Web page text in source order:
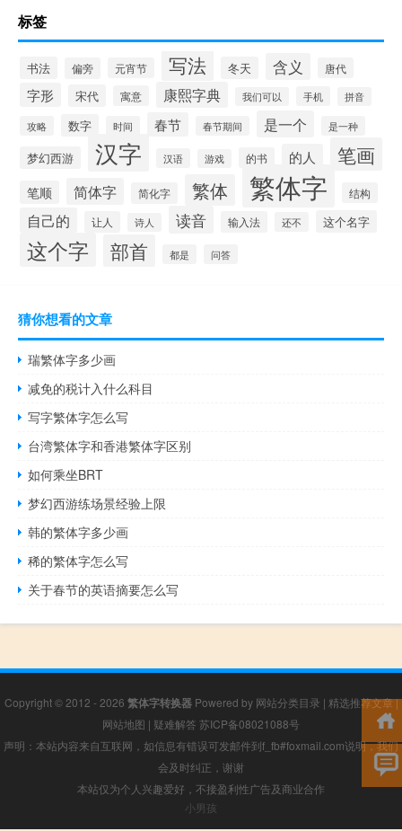
标签
书法 偏旁 元宵节 写法 冬天 含义 唐代
字形 宋代 寓意 康熙字典 我们可以 手机 拼音
攻略 数字 时间 春节 春节期间 是一个 是一种
梦幻西游 汉字 汉语 游戏 的书 的人 笔画
笔顺 简体字 简化字 繁体 繁体字 结构
自己的 让人 诗人 读音 输入法 还不 这个名字
这个字 部首 都是 问答
猜你想看的文章
瑞繁体字多少画
减免的税计入什么科目
写字繁体字怎么写
台湾繁体字和香港繁体字区别
如何乘坐BRT
梦幻西游练场景经验上限
韩的繁体字多少画
稀的繁体字怎么写
关于春节的英语摘要怎么写
Copyright © 2012 - 2026 繁体字转换器Powered by 网站分类目录 | 精选推荐文章|
网站地图 | 疑难解答 苏ICP备08021088号
声明：本站内容来自互联网，如信息有错误可发邮件到f_fb#foxmail.com说明，我们
会及时纠正，谢谢
本站仅为个人兴趣爱好，不接盈利性广告及商业合作
小男孩